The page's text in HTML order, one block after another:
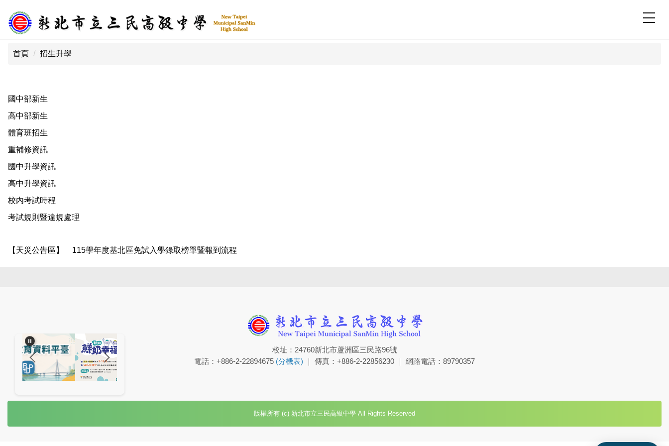
到
主:::
首頁 招生升學
國中部新生
高中部新生
體育班招生
重補修資訊
國中升學資訊
高中升學資訊
校內考試時程
考試規則暨違規處理
【天災公告區】 115學年度基北區免試入學錄取榜單暨報到流程
校址：24760新北市蘆洲區三民路96號
電話：+886-2-22894675 (分機表) ｜ 傳真：+886-2-22856230 ｜ 網路電話：89790357
版權所有 (c) 新北市立三民高級中學 All Rights Reserved